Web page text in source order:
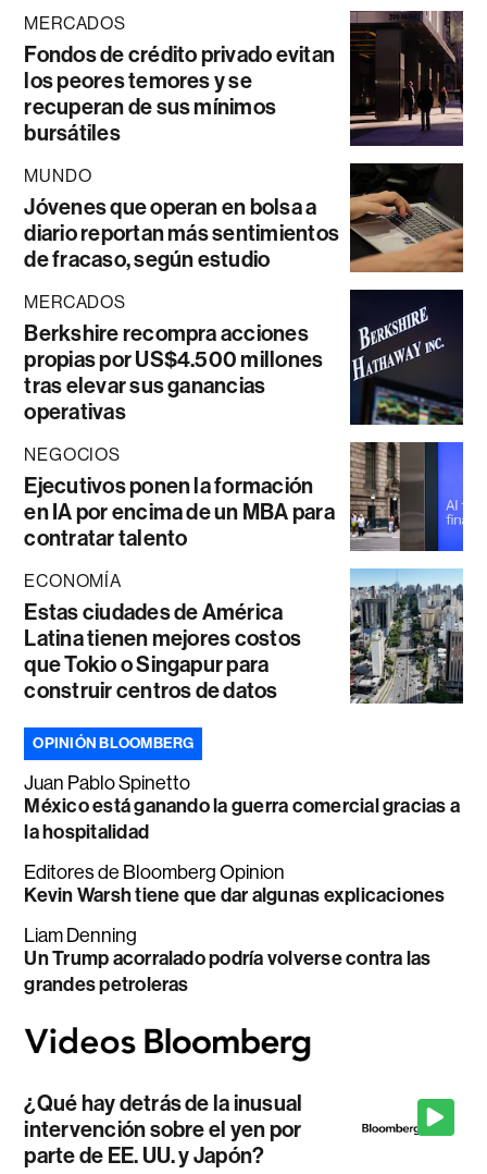
MERCADOS
Fondos de crédito privado evitan
los peores temores y se
recuperan de sus mínimos
bursátiles
MUNDO
Jóvenes que operan en bolsa a
diario reportan más sentimientos
de fracaso, según estudio
MERCADOS
Berkshire recompra acciones
propias por US$4.500 millones
tras elevar sus ganancias
operativas
NEGOCIOS
Ejecutivos ponen la formación
en IA por encima de un MBA para
contratar talento
ECONOMÍA
Estas ciudades de América
Latina tienen mejores costos
que Tokio o Singapur para
construir centros de datos
OPINIÓN BLOOMBERG
Juan Pablo Spinetto
México está ganando la guerra comercial gracias a
la hospitalidad
Editores de Bloomberg Opinion
Kevin Warsh tiene que dar algunas explicaciones
Liam Denning
Un Trump acorralado podría volverse contra las
grandes petroleras
¿Qué hay detrás de la inusual
intervención sobre el yen por
parte de EE. UU. y Japón?